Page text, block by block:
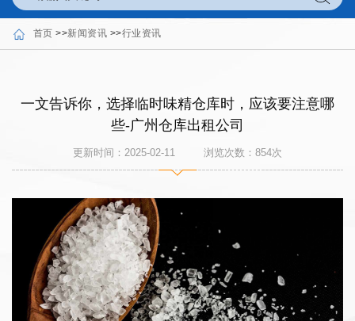
首页 >>新闻资讯 >>行业资讯
一文告诉你，选择临时味精仓库时，应该要注意哪
些-广州仓库出租公司
更新时间：2025-02-11 浏览次数： 854次